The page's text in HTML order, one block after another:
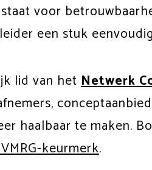
voor
een stuk
lid van hetNetwerk
haalbaar te maken.
keurmerk.